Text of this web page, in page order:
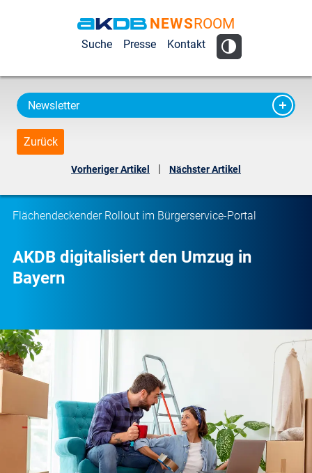
AKDB Anstalt
Kommunale
Datenverarbeitung
in Bayern
NEWSROOM
Suche Presse Kontakt
Newsletter
Zurück
Vorheriger Artikel Nächster Artikel
Flächendeckender Rollout im Bürgerservice-Portal
AKDB digitalisiert den Umzug in
Bayern